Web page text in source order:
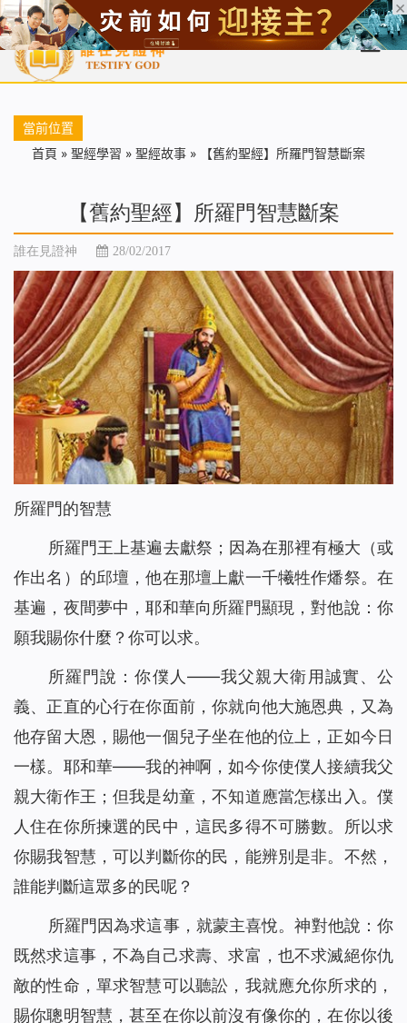
首頁 每日靈糧 天國福音 基督徒見證 信仰解答 聖經
當前位置
首頁 » 聖經學習 » 聖經故事 » 【舊約聖經】所羅門智慧斷案
【舊約聖經】所羅門智慧斷案
誰在見證神 28/02/2017
所羅門的智慧
所羅門王上基遍去獻祭；因為在那裡有極大（或
作出名）的邱壇，他在那壇上獻一千犧牲作燔祭。在
基遍，夜間夢中，耶和華向所羅門顯現，對他說：你
願我賜你什麼？你可以求。
所羅門說：你僕人——我父親大衛用誠實、公
義、正直的心行在你面前，你就向他大施恩典，又為
他存留大恩，賜他一個兒子坐在他的位上，正如今日
一樣。耶和華——我的神啊，如今你使僕人接續我父
親大衛作王；但我是幼童，不知道應當怎樣出入。僕
人住在你所揀選的民中，這民多得不可勝數。所以求
你賜我智慧，可以判斷你的民，能辨別是非。不然，
誰能判斷這眾多的民呢？
所羅門因為求這事，就蒙主喜悅。神對他說：你
既然求這事，不為自己求壽、求富，也不求滅絕你仇
敵的性命，單求智慧可以聽訟，我就應允你所求的，
賜你聰明智慧，甚至在你以前沒有像你的，在你以後